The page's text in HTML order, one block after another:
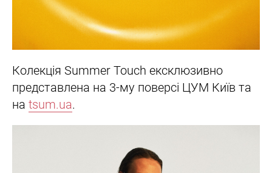
Колекція Summer Touch ексклюзивно
представлена на 3-му поверсі ЦУМ Київ та
на tsum.ua.